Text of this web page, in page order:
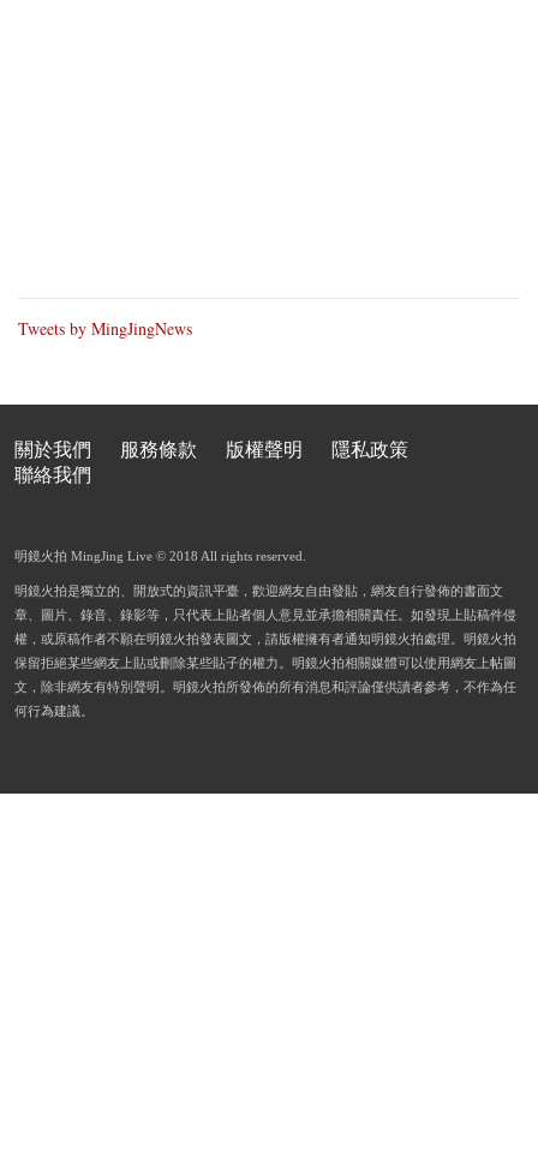
Tweets by MingJingNews
關於我們 服務條款 版權聲明
隱私政策
聯絡我們
明鏡火拍 MingJing Live © 2018 All rights reserved.
明鏡火拍是獨立的、開放式的資訊平臺，歡迎網友自由發貼，網友自行發佈的書面文
章、圖片、錄音、錄影等，只代表上貼者個人意見並承擔相關責任。如發現上貼稿件侵
權，或原稿作者不願在明鏡火拍發表圖文，請版權擁有者通知明鏡火拍處理。明鏡火拍
保留拒絕某些網友上貼或刪除某些貼子的權力。明鏡火拍相關媒體可以使用網友上帖圖
文，除非網友有特別聲明。明鏡火拍所發佈的所有消息和評論僅供讀者參考，不作為任
何行為建議。